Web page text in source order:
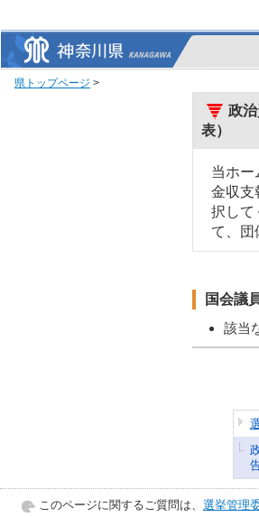
県トップページ >
政
表）
当ホー
金収支
択して
て、団
国会議
該当
このページに関するご質問は、 選挙管理